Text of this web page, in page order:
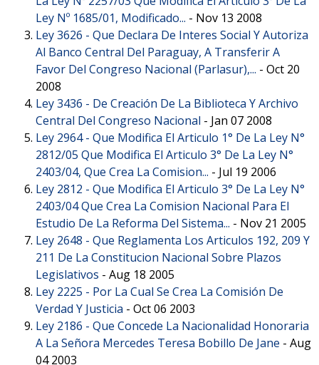
Ley Nº 1685/01, Modificado... - Nov 13 2008
Ley 3626 - Que Declara De Interes Social Y Autoriza
Al Banco Central Del Paraguay, A Transferir A
Favor Del Congreso Nacional (Parlasur),... - Oct 20
2008
Ley 3436 - De Creación De La Biblioteca Y Archivo
Central Del Congreso Nacional - Jan 07 2008
Ley 2964 - Que Modifica El Articulo 1° De La Ley N°
2812/05 Que Modifica El Articulo 3° De La Ley N°
2403/04, Que Crea La Comision... - Jul 19 2006
Ley 2812 - Que Modifica El Articulo 3° De La Ley N°
2403/04 Que Crea La Comision Nacional Para El
Estudio De La Reforma Del Sistema... - Nov 21 2005
Ley 2648 - Que Reglamenta Los Articulos 192, 209 Y
211 De La Constitucion Nacional Sobre Plazos
Legislativos - Aug 18 2005
Ley 2225 - Por La Cual Se Crea La Comisión De
Verdad Y Justicia - Oct 06 2003
Ley 2186 - Que Concede La Nacionalidad Honoraria
A La Señora Mercedes Teresa Bobillo De Jane - Aug
04 2003